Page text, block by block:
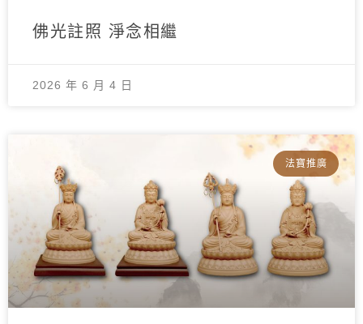
佛光註照 淨念相繼
2026 年 6 月 4 日
法寶推廣